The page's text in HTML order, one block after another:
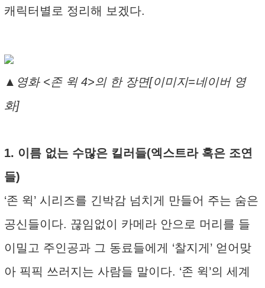
캐릭터별로 정리해 보겠다.
▲영화 <존 윅 4>의 한 장면[이미지=네이버 영
화]
1. 이름 없는 수많은 킬러들(엑스트라 혹은 조연
들)
‘존 윅’ 시리즈를 긴박감 넘치게 만들어 주는 숨은
공신들이다. 끊임없이 카메라 안으로 머리를 들
이밀고 주인공과 그 동료들에게 ‘찰지게’ 얻어맞
아 픽픽 쓰러지는 사람들 말이다. ‘존 윅’의 세계